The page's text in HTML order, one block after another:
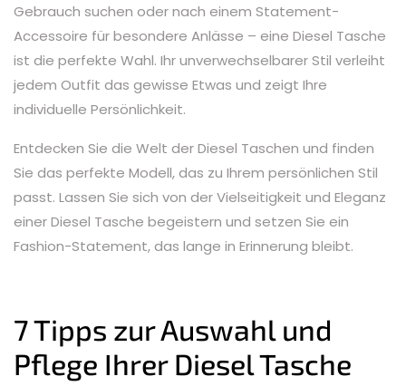
Gebrauch suchen oder nach einem Statement-
Accessoire für besondere Anlässe – eine Diesel Tasche
ist die perfekte Wahl. Ihr unverwechselbarer Stil verleiht
jedem Outfit das gewisse Etwas und zeigt Ihre
individuelle Persönlichkeit.
Entdecken Sie die Welt der Diesel Taschen und finden
Sie das perfekte Modell, das zu Ihrem persönlichen Stil
passt. Lassen Sie sich von der Vielseitigkeit und Eleganz
einer Diesel Tasche begeistern und setzen Sie ein
Fashion-Statement, das lange in Erinnerung bleibt.
7 Tipps zur Auswahl und
Pflege Ihrer Diesel Tasche